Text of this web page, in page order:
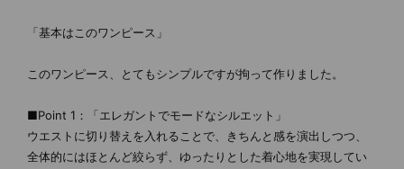
「基本はこのワンピース」
このワンピース、とてもシンプルですが拘って作りました。
■Point 1：「エレガントでモードなシルエット」
ウエストに切り替えを入れることで、きちんと感を演出しつつ、
全体的にはほとんど絞らず、ゆったりとした着心地を実現してい